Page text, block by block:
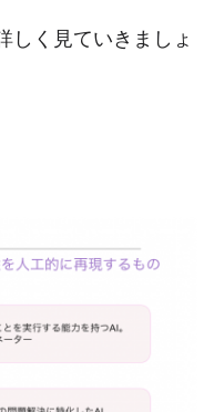
しく見ていきましょ